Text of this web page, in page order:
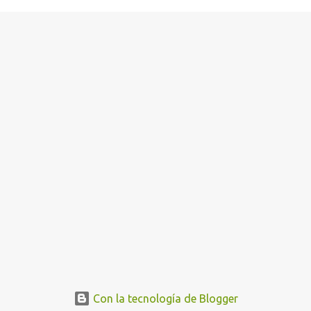
Con la tecnología de Blogger